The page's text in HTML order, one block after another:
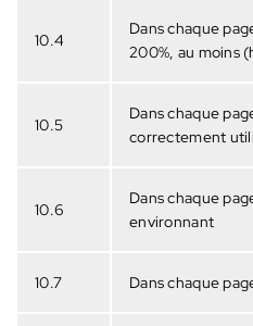
10.4
Dans chaque
200%, au moins
10.5
Dans chaque
correctement
10.6
Dans chaque
environnant
10.7 Dans chaque